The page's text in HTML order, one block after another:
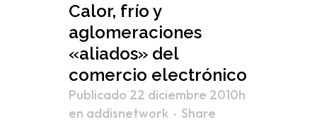
Calor, frío y
aglomeraciones
«aliados» del
comercio electrónico
Publicado 22 diciembre 2010h
en addisnetwork
Share